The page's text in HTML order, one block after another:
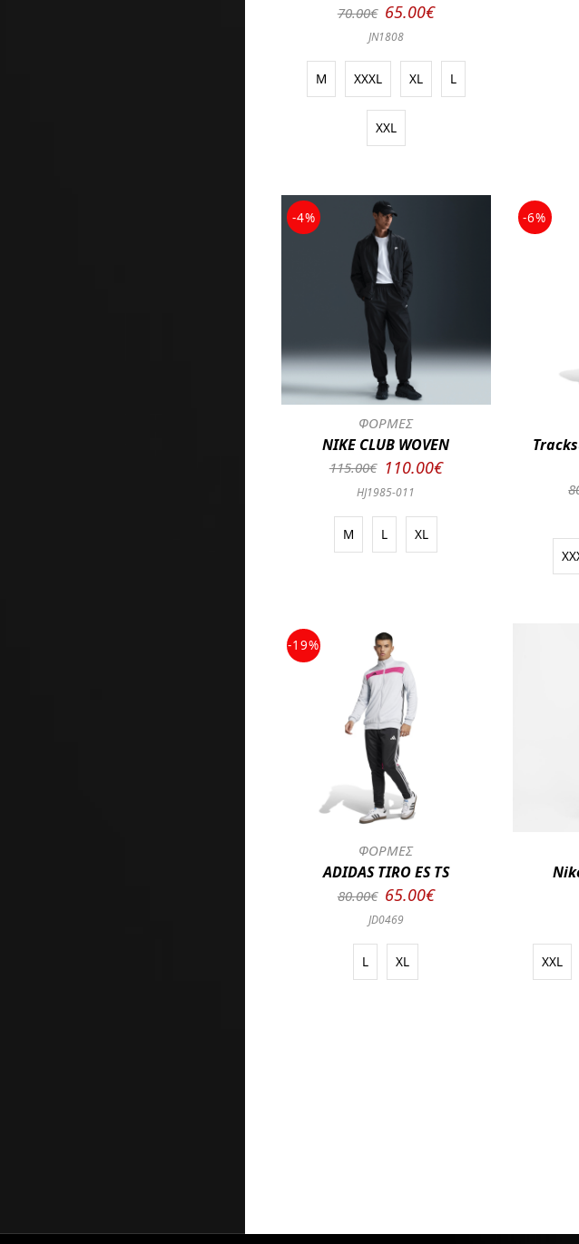
70.00€ 65.00€
JN1808
M XXXL XL L
XXL
-4%
ΦΟΡΜΕΣ
NIKE CLUB WOVEN
115.00€ 110.00€
HJ1985-011
M L XL
-6%
-19%
ΦΟΡΜΕΣ
ADIDAS TIRO ES TS
80.00€ 65.00€
JD0469
L XL XXL